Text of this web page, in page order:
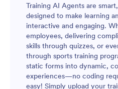
Training AI Agents are
designed to make learning
interactive and engaging.
employees, delivering
skills through quizzes, or
through sports training
static forms into dynamic,
experiences—no coding
easy! Simply upload your